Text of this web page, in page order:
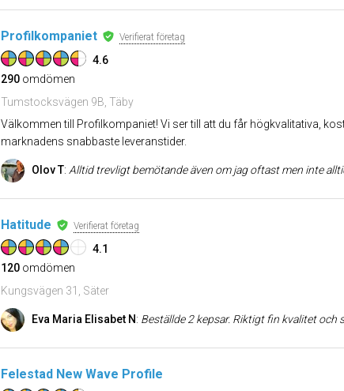
Profilkompaniet Verifierat företag
4.6
290 omdömen
Tumstocksvägen 9B, Täby
Välkommen till Profilkompaniet! Vi ser till att du får högkvalitativa,
marknadens snabbaste leveranstider.
Olov T: Alltid trevligt bemötande även om jag oftast men inte
Hatitude Verifierat företag
4.1
120 omdömen
Kungsvägen 31, Säter
Eva Maria Elisabet N: Beställde 2 kepsar. Riktigt fin kvalitet och snyggt
Felestad New Wave Profile